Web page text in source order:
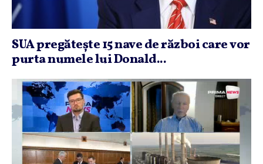
SUA pregăteşte 15 nave de război care vor
purta numele lui Donald...